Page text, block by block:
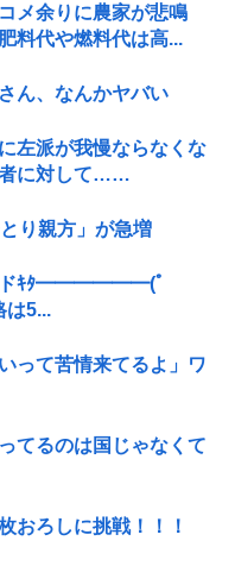
メ余りに農家が悲鳴
料代や燃料代は高...
ん、なんかヤバい
左派が我慢ならなくな
者に対して……
り親方」が急増
ドｷﾀ━━━━━━(ﾟ
5...
って苦情来てるよ」ワ
てるのは国じゃなくて
おろしに挑戦！！！